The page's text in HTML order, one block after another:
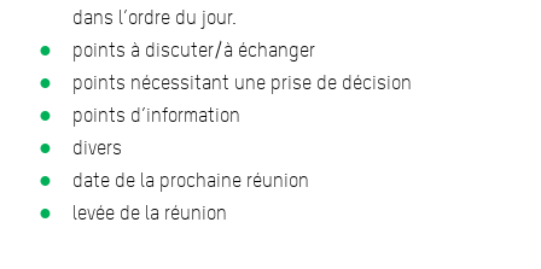
dans l’ordre du jour.
points à discuter/à échanger
points nécessitant une prise de décision
points d’information
divers
date de la prochaine réunion
levée de la réunion